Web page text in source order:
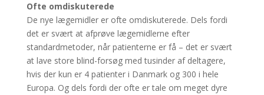
Ofte omdiskuterede
De nye lægemidler er ofte omdiskuterede. Dels fordi
det er svært at afprøve lægemidlerne efter
standardmetoder, når patienterne er få – det er svært
at lave store blind-forsøg med tusinder af deltagere,
hvis der kun er 4 patienter i Danmark og 300 i hele
Europa. Og dels fordi der ofte er tale om meget dyre